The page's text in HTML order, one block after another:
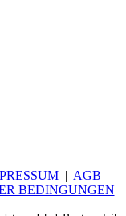
| AGB
BEDINGUNGEN